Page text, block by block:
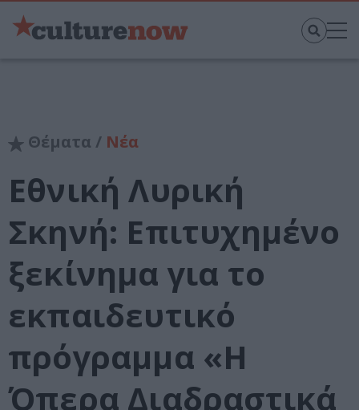
Θέματα / Νέα
Εθνική Λυρική
Σκηνή: Επιτυχημένο
ξεκίνημα για το
εκπαιδευτικό
πρόγραμμα «Η
Όπερα Διαδραστικά